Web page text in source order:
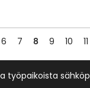
6 7 8 9 10 11
työpaikoista